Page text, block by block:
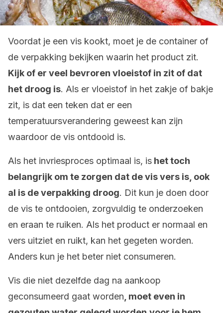
Voordat je een vis kookt, moet je de container of
de verpakking bekijken waarin het product zit.
Kijk of er veel bevroren vloeistof in zit of dat
het droog is. Als er vloeistof in het zakje of bakje
zit, is dat een teken dat er een
temperatuursverandering geweest kan zijn
waardoor de vis ontdooid is.
Als het invriesproces optimaal is, is het toch
belangrijk om te zorgen dat de vis vers is, ook
al is de verpakking droog. Dit kun je doen door
de vis te ontdooien, zorgvuldig te onderzoeken
en eraan te ruiken. Als het product er normaal en
vers uitziet en ruikt, kan het gegeten worden.
Anders kun je het beter niet consumeren.
Vis die niet dezelfde dag na aankoop
geconsumeerd gaat worden , moet even in